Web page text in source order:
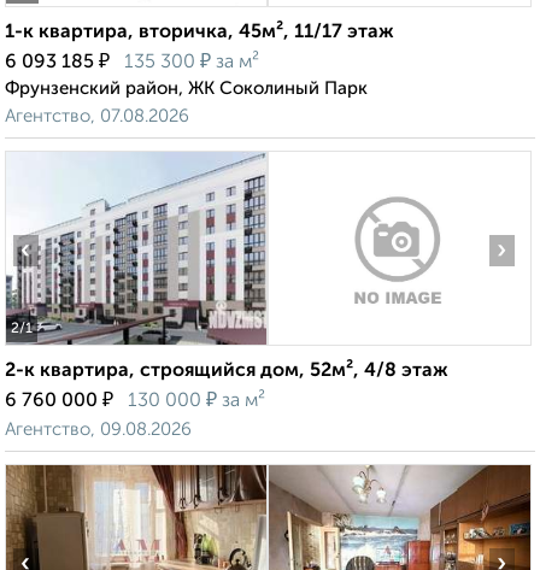
1-к квартира, вторичка, 45м², 11/17 этаж
6 093 185 ₽ 135 300 ₽ за м²
Фрунзенский район, ЖК Соколиный Парк
Агентство, 07.08.2026
2/1
‹ ›
2-к квартира, строящийся дом, 52м², 4/8 этаж
6 760 000 ₽ 130 000 ₽ за м²
Агентство, 09.08.2026
‹ ›